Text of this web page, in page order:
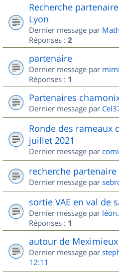
Recherche
Lyon
Dernier message par
Réponses : 2
partenaire
Dernier message par
Réponses : 1
Partenaires
Dernier message par
Ronde des rameaux
juillet 2021
Dernier message par
recherche
Dernier message par
sortie VAE en val de
Dernier message par léon.
Réponses : 1
autour de Meximieux
Dernier message par
12:11